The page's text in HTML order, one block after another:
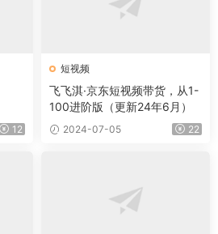
12
短视频
飞飞淇·京东短视频带货，从1-
100进阶版（更新24年6月）
2024-07-05 22